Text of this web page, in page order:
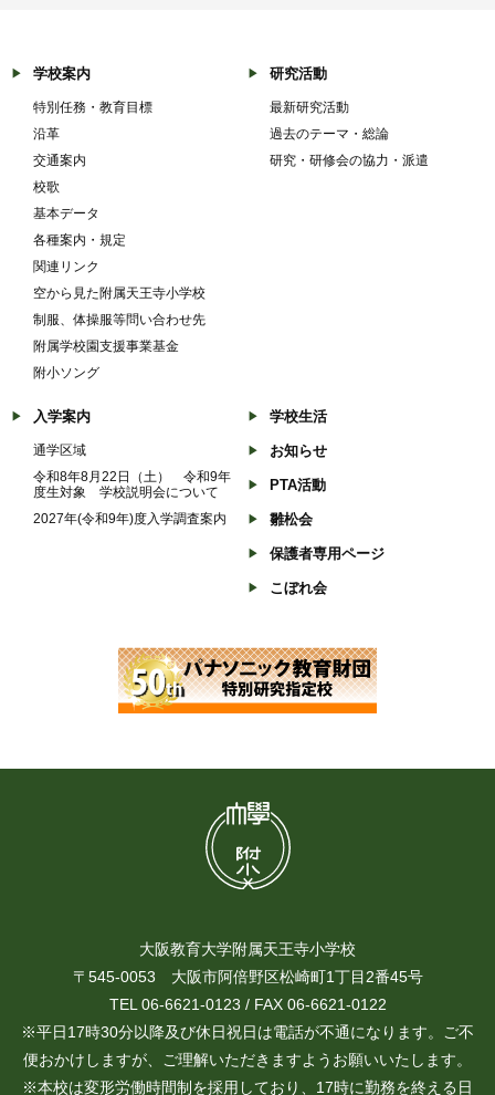
学校案内
特別任務・教育目標
沿革
交通案内
校歌
基本データ
各種案内・規定
関連リンク
空から見た附属天王寺小学校
制服、体操服等問い合わせ先
附属学校園支援事業基金
附小ソング
研究活動
最新研究活動
過去のテーマ・総論
研究・研修会の協力・派遣
入学案内
通学区域
令和8年8月22日（土） 令和9年
度生対象 学校説明会について
2027年(令和9年)度入学調査案内
学校生活
お知らせ
PTA活動
雛松会
保護者専用ページ
こぼれ会
大阪教育大学附属天王寺小学校
〒545-0053 大阪市阿倍野区松崎町1丁目2番45号
TEL 06-6621-0123 / FAX 06-6621-0122
※平日17時30分以降及び休日祝日は電話が不通になります。ご不
便おかけしますが、ご理解いただきますようお願いいたします。
※本校は変形労働時間制を採用しており、17時に勤務を終える日